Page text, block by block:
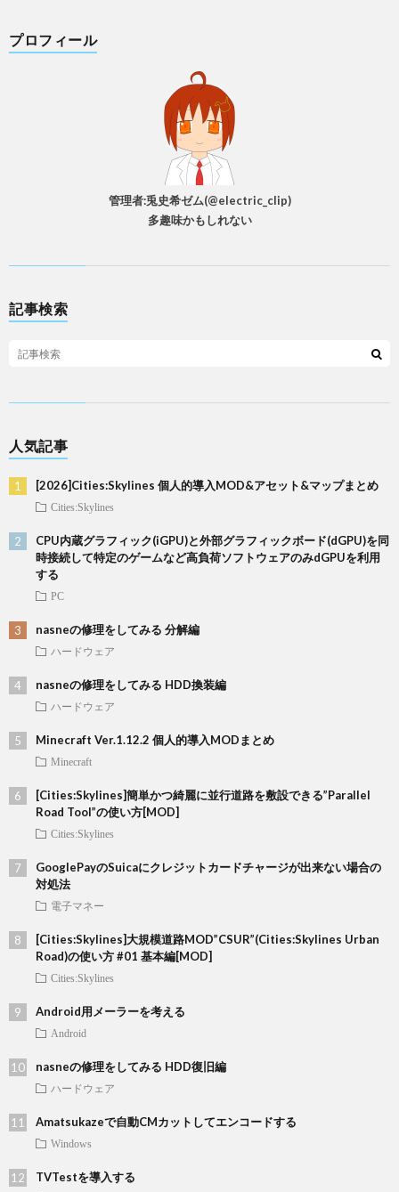
プロフィール
管理者:兎史希ゼム(@electric_clip)
多趣味かもしれない
記事検索
人気記事
[2026]Cities:Skylines 個人的導入MOD&アセット&マップまとめ
Cities:Skylines
CPU内蔵グラフィック(iGPU)と外部グラフィックボード(dGPU)を同
時接続して特定のゲームなど高負荷ソフトウェアのみdGPUを利用
する
PC
nasneの修理をしてみる 分解編
ハードウェア
nasneの修理をしてみる HDD換装編
ハードウェア
Minecraft Ver.1.12.2 個人的導入MODまとめ
Minecraft
[Cities:Skylines]簡単かつ綺麗に並行道路を敷設できる”Parallel
Road Tool”の使い方[MOD]
Cities:Skylines
GooglePayのSuicaにクレジットカードチャージが出来ない場合の
対処法
電子マネー
[Cities:Skylines]大規模道路MOD”CSUR”(Cities:Skylines Urban
Road)の使い方 #01 基本編[MOD]
Cities:Skylines
Android用メーラーを考える
Android
nasneの修理をしてみる HDD復旧編
ハードウェア
Amatsukazeで自動CMカットしてエンコードする
Windows
TVTestを導入する